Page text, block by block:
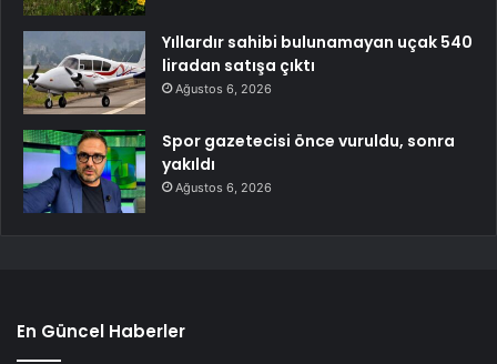
Yıllardır sahibi bulunamayan uçak 540
liradan satışa çıktı
Ağustos 6, 2026
Spor gazetecisi önce vuruldu, sonra
yakıldı
Ağustos 6, 2026
En Güncel Haberler